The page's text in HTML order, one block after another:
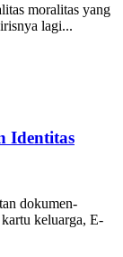
moralitas yang
lagi...
Identitas
dokumen-
keluarga, E-